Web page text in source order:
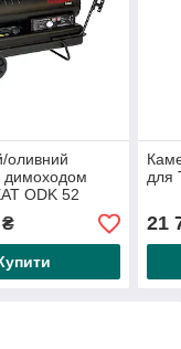
оливний
димоходом
ODK 52
для
21